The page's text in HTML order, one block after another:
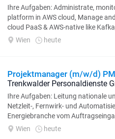
Ihre Aufgaben: Administrate,
platform in AWS cloud, Manage
cloud PaaS & AWS-native like
DynamoDB...
Wien heute
Projektmanager (m/w/d)
Trenkwalder Personaldienste
Ihre Aufgaben: Leitung nationale
Netzleit-, Fernwirk- und
Energiebranche vom
Überwachung...
Wien heute